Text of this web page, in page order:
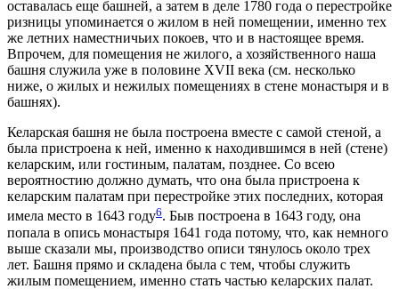
оставалась еще башней, а затем в деле 1780 года о перестройке
ризницы упоминается о жилом в ней помещении, именно тех
же летних наместничьих покоев, что и в настоящее время.
Впрочем, для помещения не жилого, а хозяйственного наша
башня служила уже в половине ХVII века (см. несколько
ниже, о жилых и нежилых помещениях в стене монастыря и в
башнях).
Келарская башня не была построена вместе с самой стеной, а
была пристроена к ней, именно к находившимся в ней (стене)
келарским, или гостиным, палатам, позднее. Со всею
вероятностию должно думать, что она была пристроена к
келарским палатам при перестройке этих последних, которая
имела место в 1643 году6. Быв построена в 1643 году, она
попала в опись монастыря 1641 года потому, что, как немного
выше сказали мы, производство описи тянулось около трех
лет. Башня прямо и складена была с тем, чтобы служить
жилым помещением, именно стать частью келарских палат.